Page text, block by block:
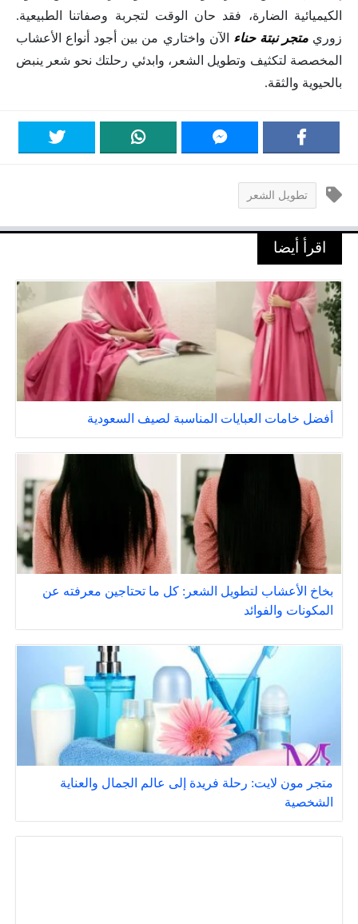
الكيميائية الضارة، فقد حان الوقت لتجربة وصفاتنا الطبيعية.
زوريمتجر نبتة حناء الآن واختاري من بين أجود أنواع الأعشاب
المخصصة لتكثيف وتطويل الشعر، وابدئي رحلتك نحو شعر ينبض
بالحيوية والثقة.
تطويل الشعر
اقرأ أيضا
أفضل خامات العبايات المناسبة لصيف السعودية
بخاخ الأعشاب لتطويل الشعر: كل ما تحتاجين معرفته عن
المكونات والفوائد
متجر مون لايت: رحلة فريدة إلى عالم الجمال والعناية
الشخصية